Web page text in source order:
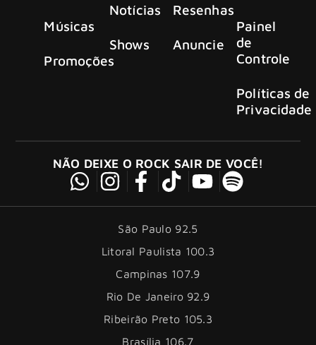
Músicas
Promoções
Notícias
Shows
Resenhas
Anuncie
Painel
de
Controle
Políticas de
Privacidade
NÃO DEIXE O ROCK SAIR DE VOCÊ!
São Paulo 92.5
Litoral Paulista 100.3
Campinas 107.9
Rio De Janeiro 92.9
Ribeirão Preto 105.3
Brasília 106.7